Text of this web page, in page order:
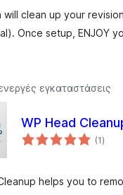
will clean up your
Once setup, ENJOY
εγκαταστάσεις
WP Head
(1)
helps you to